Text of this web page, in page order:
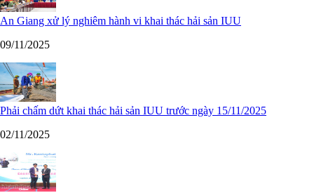
An Giang xử lý nghiêm hành vi khai thác hải sản IUU
09/11/2025
Phải chấm dứt khai thác hải sản IUU trước ngày 15/11/2025
02/11/2025